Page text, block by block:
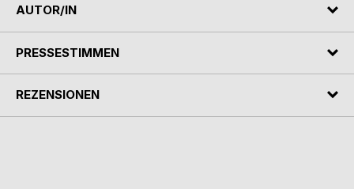
AUTOR/IN
PRESSESTIMMEN
REZENSIONEN